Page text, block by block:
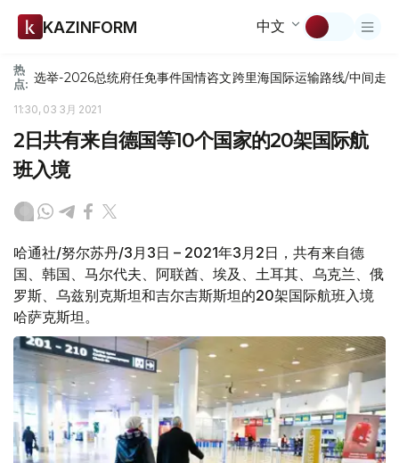
KAZINFORM 中文
热
点: 选举-2026总统府任免事件国情咨文跨里海国际运输路线/中间走廊
11:30, 03 3月 2021
2日共有来自德国等10个国家的20架国际航
班入境
哈通社/努尔苏丹/3月3日 – 2021年3月2日，共有来自德
国、韩国、马尔代夫、阿联酋、埃及、土耳其、乌克兰、俄
罗斯、乌兹别克斯坦和吉尔吉斯斯坦的20架国际航班入境
哈萨克斯坦。